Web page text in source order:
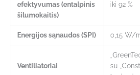
efektyvumas (entalpinis
šilumokaitis)
iki 92 %
Energijos sąnaudos (SPI) 0,15 W/
Ventiliatoriai
su